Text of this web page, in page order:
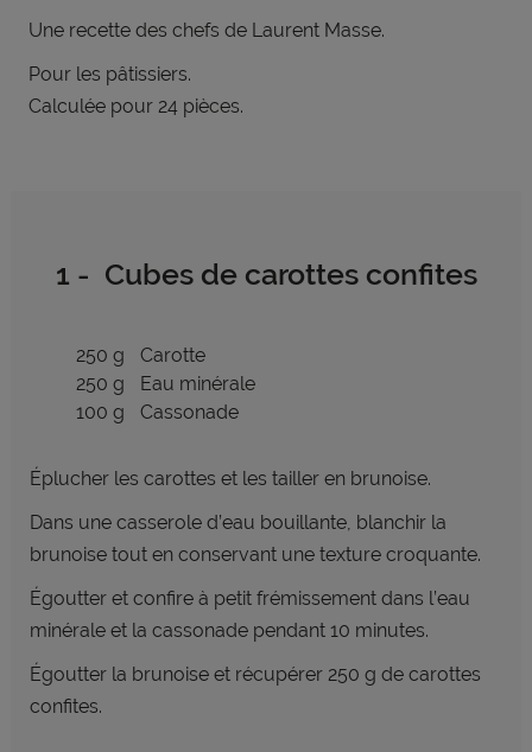
Une recette des chefs de Laurent Masse.
Pour les pâtissiers.
Calculée pour 24 pièces.
1 - Cubes de carottes confites
250 g
Carotte
250 g
Eau minérale
100 g
Cassonade
Éplucher les carottes et les tailler en brunoise.
Dans une casserole d’eau bouillante, blanchir la
brunoise tout en conservant une texture croquante.
Égoutter et confire à petit frémissement dans l’eau
minérale et la cassonade pendant 10 minutes.
Égoutter la brunoise et récupérer 250 g de carottes
confites.